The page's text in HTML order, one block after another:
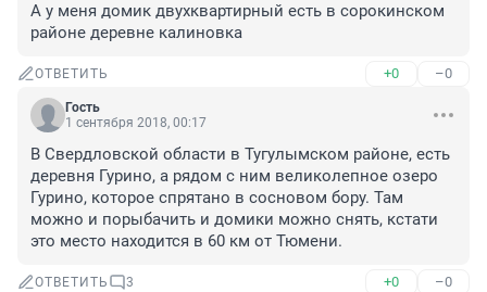
А у меня домик двухквартирный есть в сорокинском
районе деревне калиновка
ОТВЕТИТЬ +0 –0
Гость
1 сентября 2018, 00:17
В Свердловской области в Тугулымском районе, есть
деревня Гурино, а рядом с ним великолепное озеро
Гурино, которое спрятано в сосновом бору. Там
можно и порыбачить и домики можно снять, кстати
это место находится в 60 км от Тюмени.
ОТВЕТИТЬ 3 +0 –0